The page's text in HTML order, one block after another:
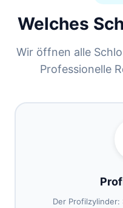
Welches
Wir öffnen alle
Professionelle
Der